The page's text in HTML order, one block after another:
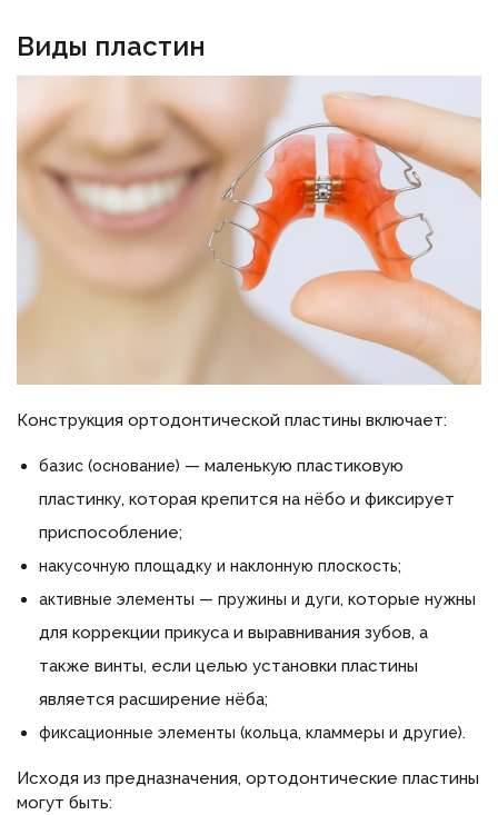
Виды пластин
Конструкция ортодонтической пластины включает:
базис (основание) — маленькую пластиковую
пластинку, которая крепится на нёбо и фиксирует
приспособление;
накусочную площадку и наклонную плоскость;
активные элементы — пружины и дуги, которые нужны
для коррекции прикуса и выравнивания зубов, а
также винты, если целью установки пластины
является расширение нёба;
фиксационные элементы (кольца, кламмеры и другие).
Исходя из предназначения, ортодонтические пластины
могут быть: